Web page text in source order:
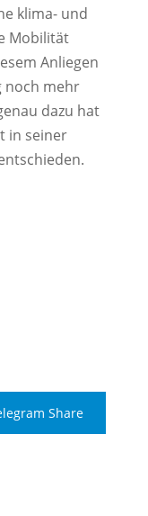
klima- und
Mobilität
Anliegen
noch mehr
dazu hat
in seiner
Share